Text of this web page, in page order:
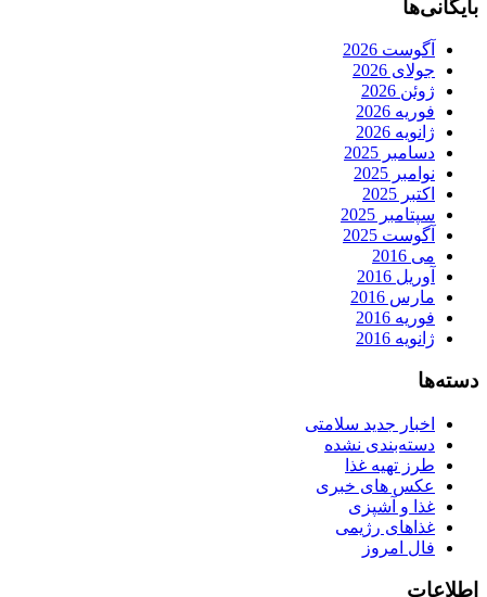
بایگانی‌ها
آگوست 2026
جولای 2026
ژوئن 2026
فوریه 2026
ژانویه 2026
دسامبر 2025
نوامبر 2025
اکتبر 2025
سپتامبر 2025
آگوست 2025
می 2016
آوریل 2016
مارس 2016
فوریه 2016
ژانویه 2016
دسته‌ها
اخبار جدید سلامتی
دسته‌بندی نشده
طرز تهیه غذا
عکس های خبری
غذا و آشپزی
غذاهای رژیمی
فال امروز
اطلاعات